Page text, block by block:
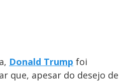
Donald Trump foi
que, apesar do desejo de